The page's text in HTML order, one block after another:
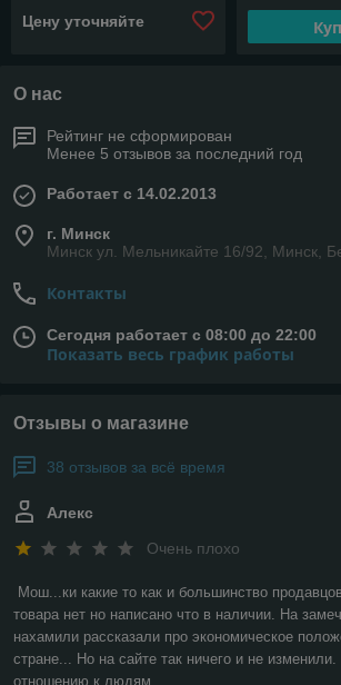
Цену уточняйте
О нас
Рейтинг не сформирован
Менее 5 отзывов за последний год
Работает с 14.02.2013
г. Минск
Минск ул. Мельникайте 16/92, Минск,
Контакты
Сегодня работает с 08:00 до 22:00
Показать весь график работы
Отзывы о магазине
38 отзывов за всё время
Алекс
Очень плохо
Мош...ки какие то как и большинство
товара нет но написано что в наличии. На
нахамили рассказали про экономическое
стране... Но на сайте так ничего и не
отношению к людям